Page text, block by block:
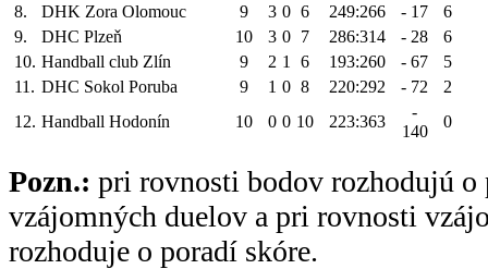
8.
DHK Zora Olomouc 9 3 0 6 249:266 - 17
6
9.
DHC Plzeň 10 3 0 7 286:314 - 28
6
10. Handball club Zlín 9 2 1 6 193:260 - 67
5
11. DHC Sokol Poruba 9 1 0 8 220:292 - 72
2
12. Handball Hodonín 10 0 0 10 223:363
-
140
0
Pozn.: pri rovnosti bodov rozhodujú o
vzájomných duelov a pri rovnosti
rozhoduje o poradí skóre.